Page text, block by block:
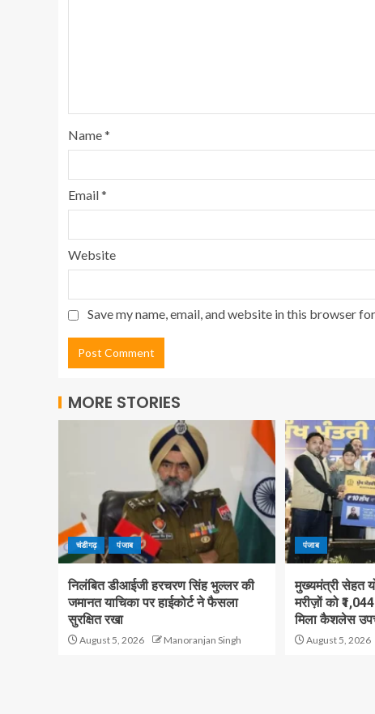
Name*
Email*
Website
Save my name, email, and website in this browser
MORE STORIES
चंडीगढ़ पंजाब
निलंबित डीआईजी हरचरण सिंह भुल्लर की
जमानत याचिका पर हाईकोर्ट ने फैसला
सुरक्षित रखा
August 5, 2026 Manoranjan Singh
पंजाब
मुख्यमंत्री सेहत
मरीज़ों को
मिला कैशलेस
August 5, 2026